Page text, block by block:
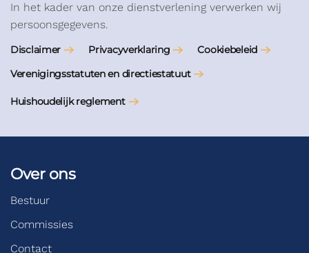
In het kader van onze dienstverlening verwerken wij
persoonsgegevens.
Disclaimer Privacyverklaring
Cookiebeleid
Verenigingsstatuten en directiestatuut
Huishoudelijk reglement
Over ons
Bestuur
Commissies
Contact